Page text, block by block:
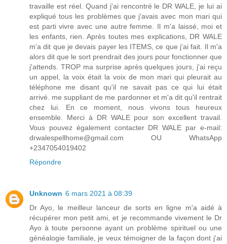
travaille est réel. Quand j'ai rencontré le DR WALE, je lui ai
expliqué tous les problèmes que j'avais avec mon mari qui
est parti vivre avec une autre femme. Il m'a laissé, moi et
les enfants, rien. Après toutes mes explications, DR WALE
m'a dit que je devais payer les ITEMS, ce que j'ai fait. Il m'a
alors dit que le sort prendrait des jours pour fonctionner que
j'attends. TROP ma surprise après quelques jours, j'ai reçu
un appel, la voix était la voix de mon mari qui pleurait au
téléphone me disant qu'il ne savait pas ce qui lui était
arrivé. me suppliant de me pardonner et m'a dit qu'il rentrait
chez lui. En ce moment, nous vivons tous heureux
ensemble. Merci à DR WALE pour son excellent travail.
Vous pouvez également contacter DR WALE par e-mail:
drwalespellhome@gmail.com OU WhatsApp
+2347054019402
Répondre
Unknown 6 mars 2021 à 08:39
Dr Ayo, le meilleur lanceur de sorts en ligne m'a aidé à
récupérer mon petit ami, et je recommande vivement le Dr
Ayo à toute personne ayant un problème spirituel ou une
généalogie familiale, je veux témoigner de la façon dont j'ai